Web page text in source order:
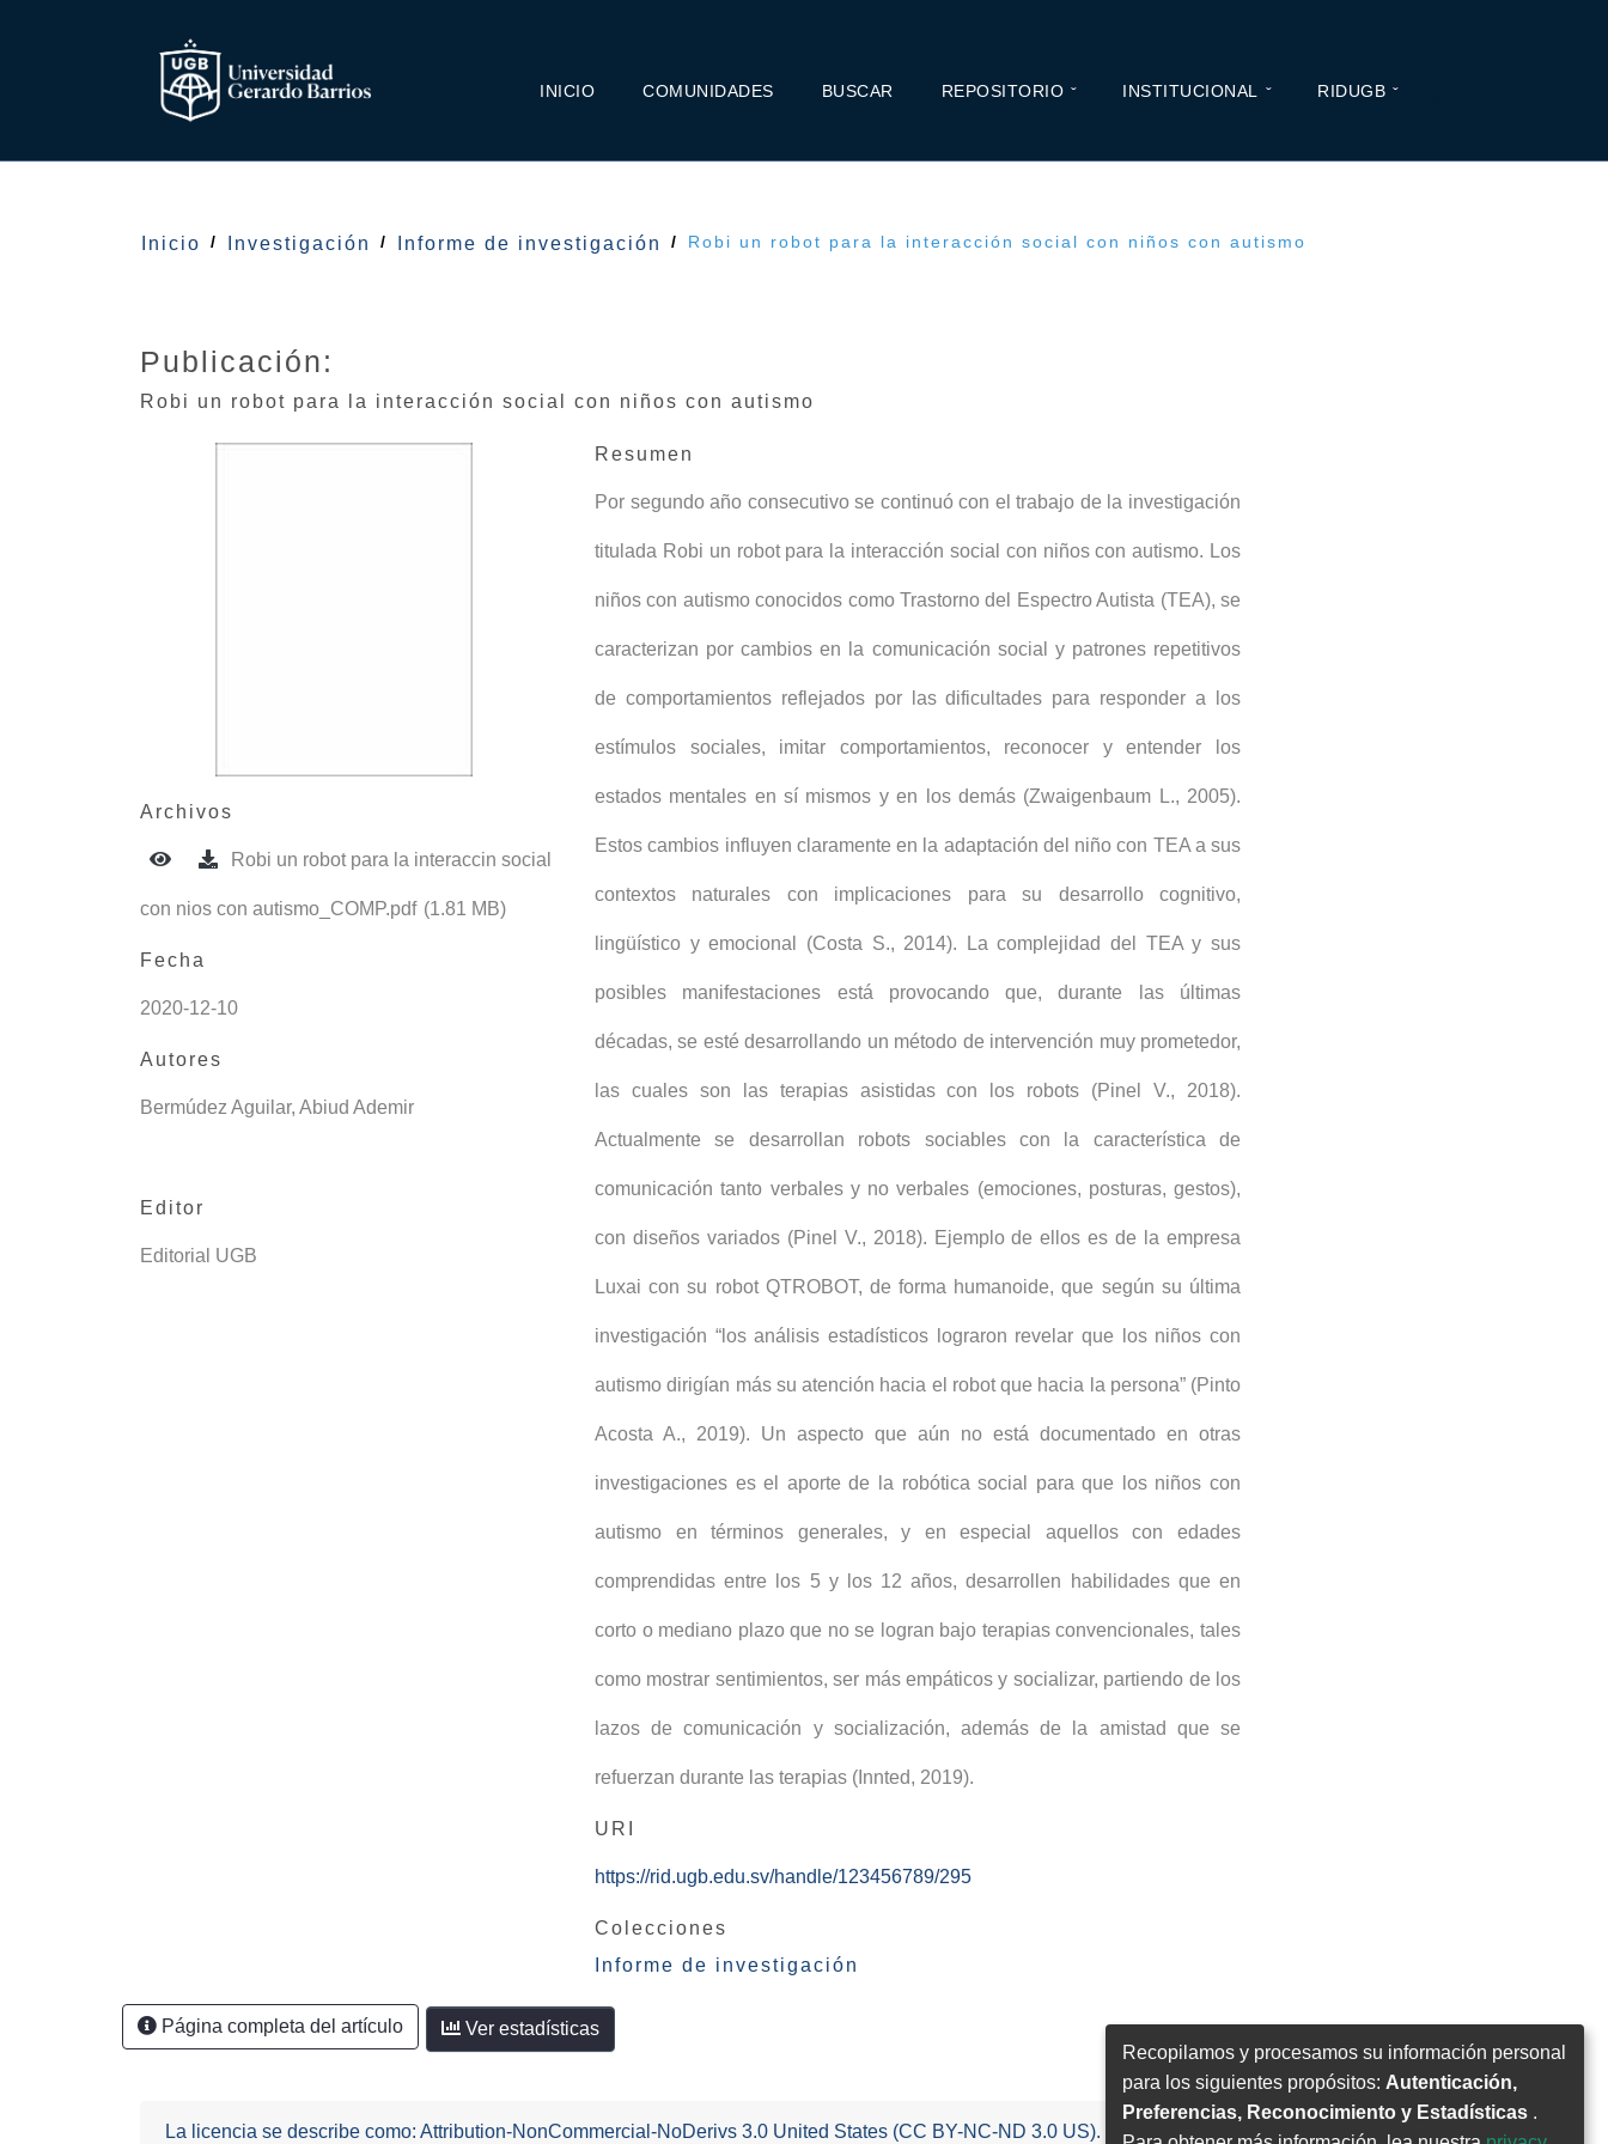
INICIO COMUNIDADES BUSCAR REPOSITORIO INSTITUCIONAL RIDUGB
Inicio Investigación Informe de investigación Robi un robot para la interacción social con niños con autismo
Publicación:
Robi un robot para la interacción social con niños con autismo
Archivos
Robi un robot para la interaccin social
con nios con autismo_COMP.pdf (1.81 MB)
Fecha
2020-12-10
Autores
Bermúdez Aguilar, Abiud Ademir
Editor
Editorial UGB
Resumen
Por segundo año consecutivo se continuó con el trabajo de la investigación
titulada Robi un robot para la interacción social con niños con autismo. Los
niños con autismo conocidos como Trastorno del Espectro Autista (TEA), se
caracterizan por cambios en la comunicación social y patrones repetitivos
de comportamientos reflejados por las dificultades para responder a los
estímulos sociales, imitar comportamientos, reconocer y entender los
estados mentales en sí mismos y en los demás (Zwaigenbaum L., 2005).
Estos cambios influyen claramente en la adaptación del niño con TEA a sus
contextos naturales con implicaciones para su desarrollo cognitivo,
lingüístico y emocional (Costa S., 2014). La complejidad del TEA y sus
posibles manifestaciones está provocando que, durante las últimas
décadas, se esté desarrollando un método de intervención muy prometedor,
las cuales son las terapias asistidas con los robots (Pinel V., 2018).
Actualmente se desarrollan robots sociables con la característica de
comunicación tanto verbales y no verbales (emociones, posturas, gestos),
con diseños variados (Pinel V., 2018). Ejemplo de ellos es de la empresa
Luxai con su robot QTROBOT, de forma humanoide, que según su última
investigación “los análisis estadísticos lograron revelar que los niños con
autismo dirigían más su atención hacia el robot que hacia la persona” (Pinto
Acosta A., 2019). Un aspecto que aún no está documentado en otras
investigaciones es el aporte de la robótica social para que los niños con
autismo en términos generales, y en especial aquellos con edades
comprendidas entre los 5 y los 12 años, desarrollen habilidades que en
corto o mediano plazo que no se logran bajo terapias convencionales, tales
como mostrar sentimientos, ser más empáticos y socializar, partiendo de los
lazos de comunicación y socialización, además de la amistad que se
refuerzan durante las terapias (Innted, 2019).
URI
https://rid.ugb.edu.sv/handle/123456789/295
Colecciones
Informe de investigación
Página completa del artículo Ver estadísticas
La licencia se describe como: Attribution-NonCommercial-NoDerivs 3.0 United States (CC BY-NC-ND 3.0 US).
Recopilamos y procesamos su información personal
para los siguientes propósitos: Autenticación,
Preferencias, Reconocimiento y Estadísticas .